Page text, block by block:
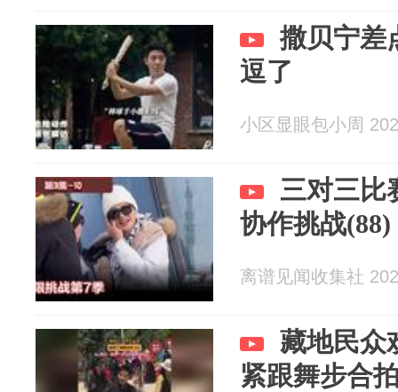
撒贝宁差
逗了
小区显眼包小周
三对三比
协作挑战(88)
离谱见闻收集社
藏地民众
紧跟舞步合